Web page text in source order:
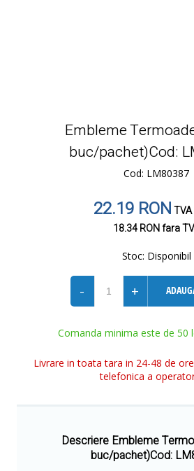
Embleme
buc/pachet)Cod:
Cod: LM80387
22.19 RON
18.34 RONfara
Stoc: Disponibil
- +
Comanda minima este de 50
Livrare in toata tara in 24-48 de
telefonica a
Descriere Embleme
buc/pachet)Cod: